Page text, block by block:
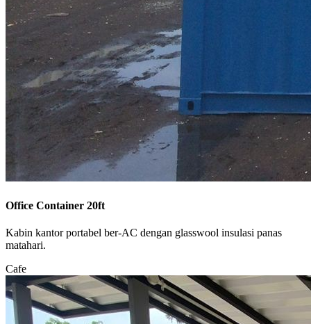
Office Container 20ft
Kabin kantor portabel ber-AC dengan glasswool insulasi panas
matahari.
Cafe